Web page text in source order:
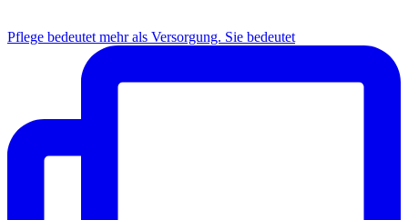
Pflege bedeutet mehr als Versorgung. Sie bedeutet